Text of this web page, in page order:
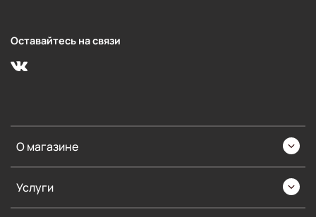
О магазине
Услуги
Оставайтесь на связи